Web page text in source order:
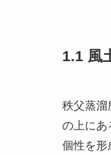
1.1 風
秩父蒸溜
の上にあ
個性を形